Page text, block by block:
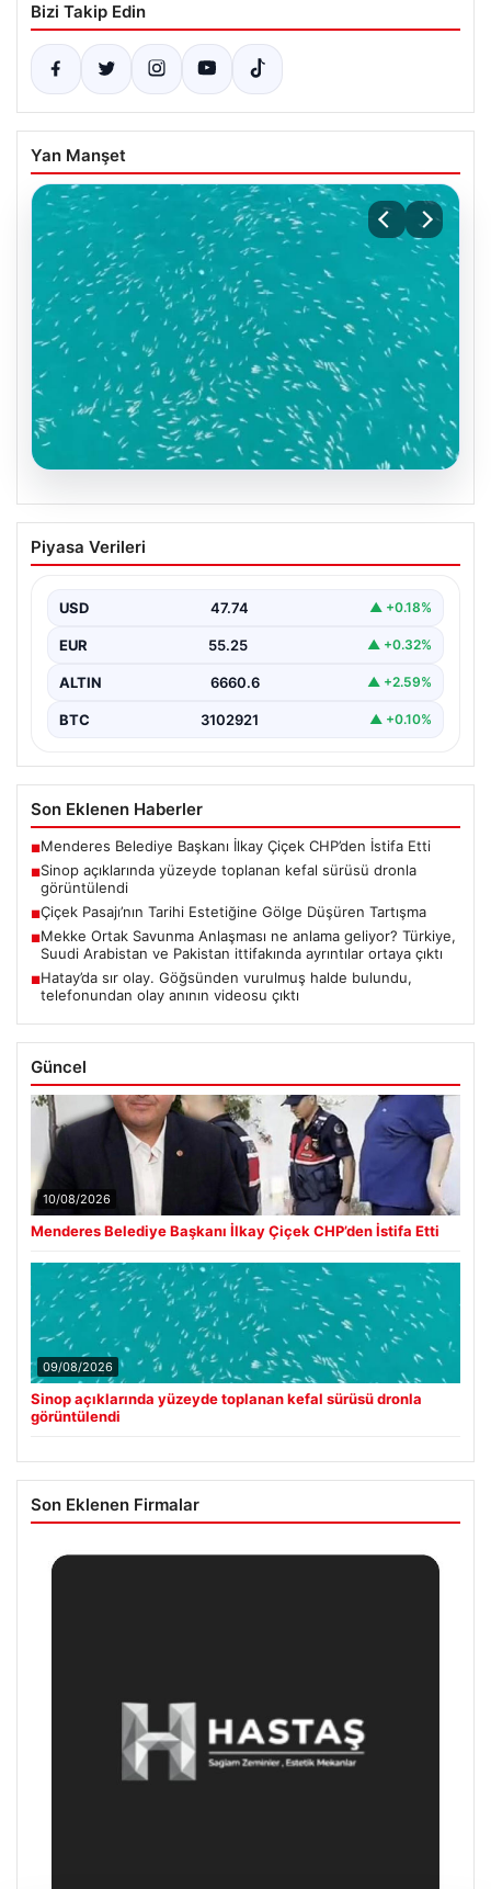
Bizi Takip Edin
Yan Manşet
Sinop açıklarında yüzeyde toplanan
kefal sürüsü dronla görüntülendi
doğru yükselen yüzlerce kefal balığının oluşturduğu
yoğunluk drone ile…
Piyasa Verileri
USD 47.74 ▲ +0.18%
EUR 55.25 ▲ +0.32%
ALTIN 6660.6 ▲ +2.59%
BTC 3102921 ▲ +0.10%
Son Eklenen Haberler
■Menderes Belediye Başkanı İlkay Çiçek CHP’den İstifa Etti
■Sinop açıklarında yüzeyde toplanan kefal sürüsü dronla
görüntülendi
■Çiçek Pasajı’nın Tarihi Estetiğine Gölge Düşüren Tartışma
■Mekke Ortak Savunma Anlaşması ne anlama geliyor? Türkiye,
Suudi Arabistan ve Pakistan ittifakında ayrıntılar ortaya çıktı
■Hatay’da sır olay. Göğsünden vurulmuş halde bulundu,
telefonundan olay anının videosu çıktı
Güncel
10/08/2026
Menderes Belediye Başkanı İlkay Çiçek CHP’den İstifa Etti
09/08/2026
Sinop açıklarında yüzeyde toplanan kefal sürüsü dronla
görüntülendi
Son Eklenen Firmalar